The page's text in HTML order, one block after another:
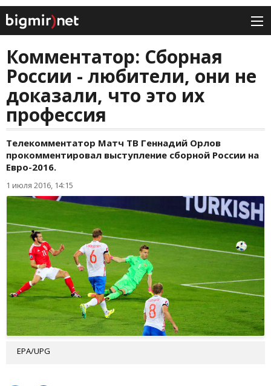
Комментатор: Сборная
России - любители, они не
доказали, что это их
профессия
Телекомментатор Матч ТВ Геннадий Орлов
прокомментировал выступление сборной России на
Евро-2016.
1 июля 2016, 14:15
EPA/UPG